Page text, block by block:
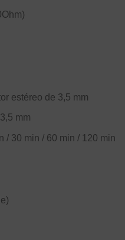
estéreo de 3,5 mm
mm
/ 30 min / 60 min / 120 min